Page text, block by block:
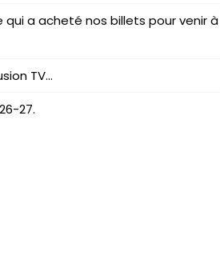
qui a acheté nos billets pour venir à
TV…
27.